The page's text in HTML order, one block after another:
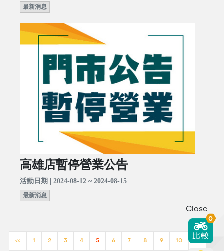
最新消息
高雄店暫停營業公告
活動日期 | 2024-08-12 ~ 2024-08-15
最新消息
<< 1 2 3 4 5 6 7 8 9 10 >>
Close
0